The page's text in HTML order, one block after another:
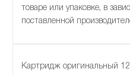
товаре или упаковке, в
поставленной
Картридж оригинальный